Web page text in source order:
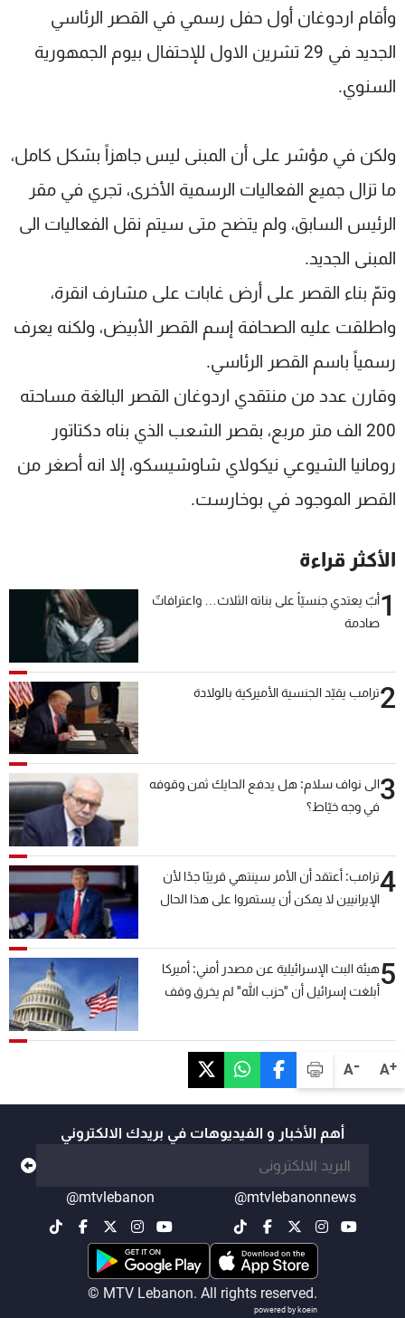
A+
A-
وأقام اردوغان أول حفل رسمي في القصر الرئاسي
الجديد في 29 تشرين الاول للإحتفال بيوم الجمهورية
السنوي.
ولكن في مؤشر على أن المبنى ليس جاهزاً بشكل كامل،
ما تزال جميع الفعاليات الرسمية الأخرى، تجري في مقر
الرئيس السابق، ولم يتضح متى سيتم نقل الفعاليات الى
المبنى الجديد.
وتمّ بناء القصر على أرض غابات على مشارف انقرة،
واطلقت عليه الصحافة إسم القصر الأبيض، ولكنه يعرف
رسمياً باسم القصر الرئاسي.
وقارن عدد من منتقدي اردوغان القصر البالغة مساحته
200 الف متر مربع، بقصر الشعب الذي بناه دكتاتور
رومانيا الشيوعي نيكولاي شاوشيسكو، إلا انه أصغر من
القصر الموجود في بوخارست.
الأكثر قراءة
1أبٌ يعتدي جنسيّاً على بناته الثلاث… واعترافاتٌ
صادمة
2ترامب يقيّد الجنسية الأميركية بالولادة
3الى نواف سلام: هل يدفع الحايك ثمن وقوفه
في وجه خيّاط؟
4ترامب: أعتقد أن الأمر سينتهي قريبًا جدًا لأن
الإيرانيين لا يمكن أن يستمروا على هذا الحال
5هيئة البث الإسرائيلية عن مصدر أمني: أميركا
أبلغت إسرائيل أن "حزب الله" لم يخرق وقف
أهم الأخبار و الفيديوهات في بريدك الالكتروني
@mtvlebanonnews
@mtvlebanon
© MTV Lebanon. All rights reserved.
powered by koein